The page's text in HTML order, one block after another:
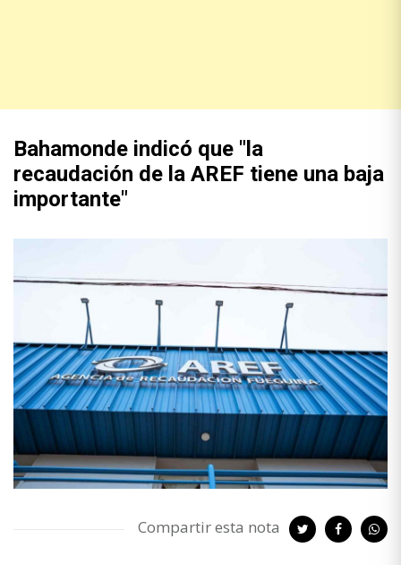
Bahamonde indicó que "la
recaudación de la AREF tiene una baja
importante"
Compartir esta nota